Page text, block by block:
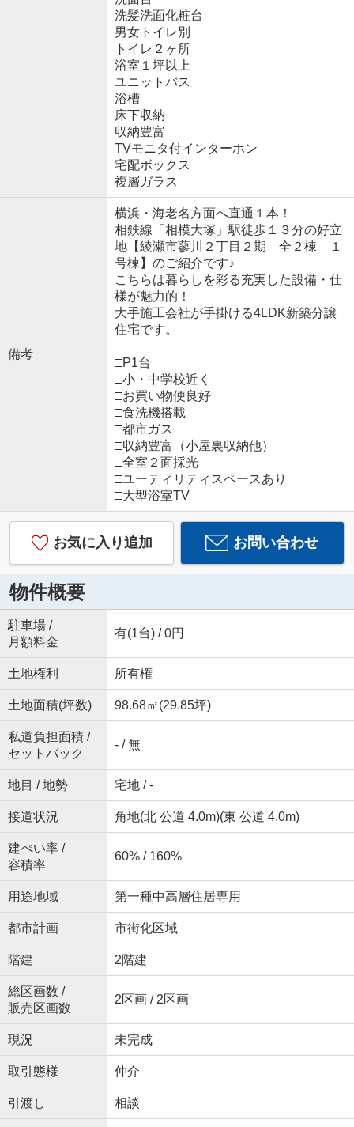
洗髪洗面化粧台
男女トイレ別
トイレ２ヶ所
浴室１坪以上
ユニットバス
浴槽
床下収納
収納豊富
TVモニタ付インターホン
宅配ボックス
複層ガラス
備考
横浜・海老名方面へ直通１本！
相鉄線「相模大塚」駅徒歩１３分の好立
地【綾瀬市蓼川２丁目２期 全２棟 １
号棟】のご紹介です♪
こちらは暮らしを彩る充実した設備・仕
様が魅力的！
大手施工会社が手掛ける4LDK新築分譲
住宅です。
□P1台
□小・中学校近く
□お買い物便良好
□食洗機搭載
□都市ガス
□収納豊富（小屋裏収納他）
□全室２面採光
□ユーティリティスペースあり
□大型浴室TV
お気に入り追加 お問い合わせ
物件概要
駐車場 /
月額料金
有(1台) / 0円
土地権利 所有権
土地面積(坪数) 98.68㎡(29.85坪)
私道負担面積 /
セットバック
- / 無
地目 / 地勢 宅地 / -
接道状況 角地(北 公道 4.0m)(東 公道 4.0m)
建ぺい率 /
容積率
60% / 160%
用途地域 第一種中高層住居専用
都市計画 市街化区域
階建 2階建
総区画数 /
販売区画数
2区画 / 2区画
現況 未完成
取引態様 仲介
引渡し 相談